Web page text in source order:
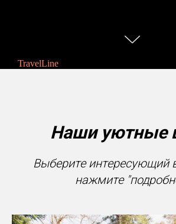
TravelLine
Наши уютные
Выберите интересующий
нажмите